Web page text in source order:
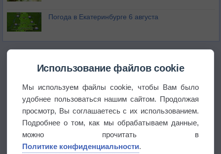
Погода в Екатеринбурге 6 августа
Использование файлов cookie
Мы используем файлы cookie, чтобы Вам было
удобнее пользоваться нашим сайтом. Продолжая
просмотр, Вы соглашаетесь с их использованием.
Подробнее о том, как мы обрабатываем данные,
можно прочитать в
Политике конфиденциальности.